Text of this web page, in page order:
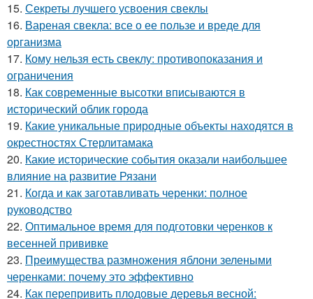
15. Секреты лучшего усвоения свеклы
16. Вареная свекла: все о ее пользе и вреде для
организма
17. Кому нельзя есть свеклу: противопоказания и
ограничения
18. Как современные высотки вписываются в
исторический облик города
19. Какие уникальные природные объекты находятся в
окрестностях Стерлитамака
20. Какие исторические события оказали наибольшее
влияние на развитие Рязани
21. Когда и как заготавливать черенки: полное
руководство
22. Оптимальное время для подготовки черенков к
весенней прививке
23. Преимущества размножения яблони зелеными
черенками: почему это эффективно
24. Как перепривить плодовые деревья весной: